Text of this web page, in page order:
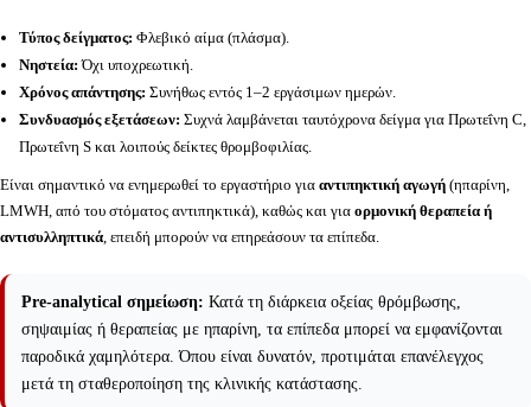
Τύπος δείγματος: Φλεβικό αίμα (πλάσμα).
Νηστεία: Όχι υποχρεωτική.
Χρόνος απάντησης: Συνήθως εντός 1–2 εργάσιμων ημερών.
Συνδυασμός εξετάσεων: Συχνά λαμβάνεται ταυτόχρονα δείγμα για Πρωτεΐνη C,
Πρωτεΐνη S και λοιπούς δείκτες θρομβοφιλίας.
Είναι σημαντικό να ενημερωθεί το εργαστήριο για αντιπηκτική αγωγή (ηπαρίνη,
LMWH, από του στόματος αντιπηκτικά), καθώς και για ορμονική θεραπεία ή
αντισυλληπτικά, επειδή μπορούν να επηρεάσουν τα επίπεδα.
Pre-analytical σημείωση: Κατά τη διάρκεια οξείας θρόμβωσης,
σηψαιμίας ή θεραπείας με ηπαρίνη, τα επίπεδα μπορεί να εμφανίζονται
παροδικά χαμηλότερα. Όπου είναι δυνατόν, προτιμάται επανέλεγχος
μετά τη σταθεροποίηση της κλινικής κατάστασης.